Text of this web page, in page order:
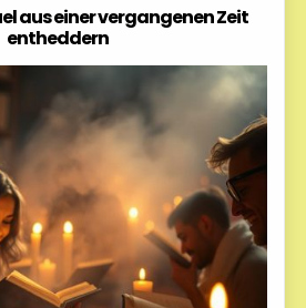
aus einer vergangenen Zeit
entheddern